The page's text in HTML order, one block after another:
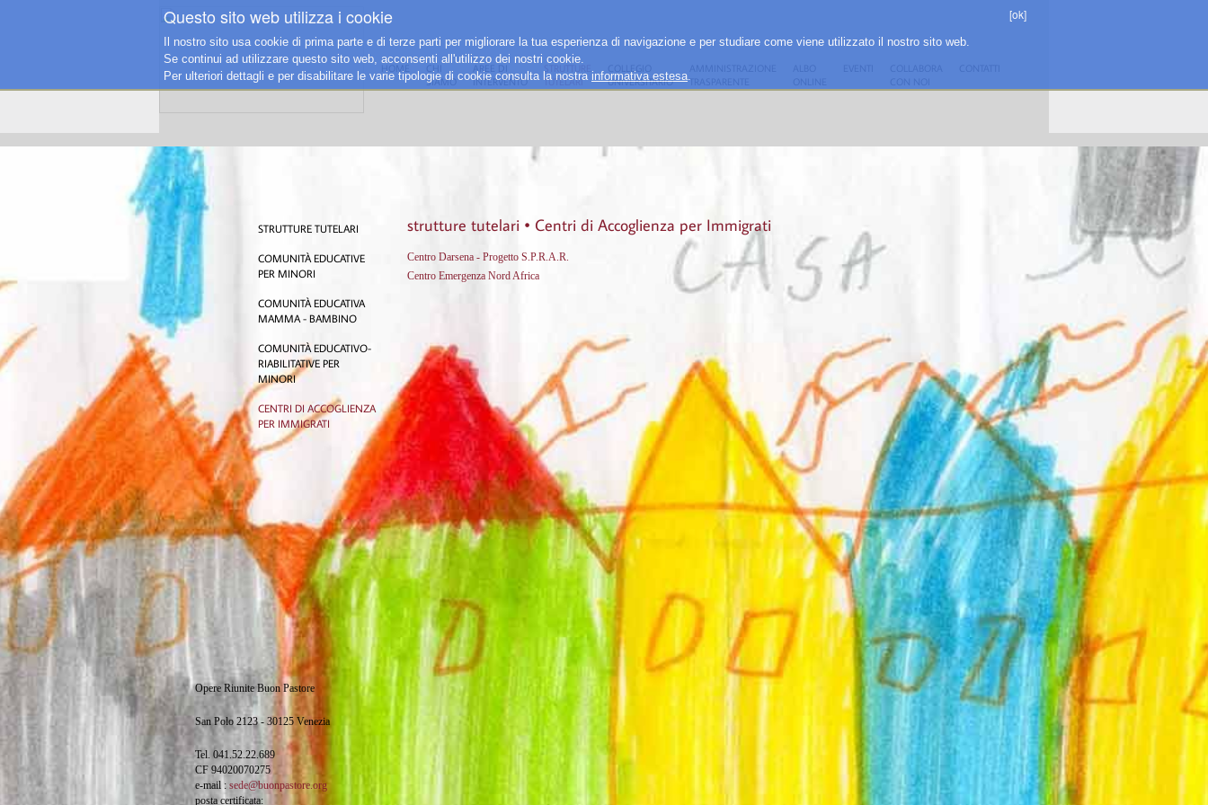
Questo sito web utilizza i cookie [ok]
Il nostro sito usa cookie di prima parte e di terze parti per migliorare la tua esperienza di navigazione e per studiare come viene utilizzato il nostro sito web.
Se continui ad utilizzare questo sito web, acconsenti all'utilizzo dei nostri cookie.
Per ulteriori dettagli e per disabilitare le varie tipologie di cookie consulta la nostra informativa estesa.
HOME
CHI
SIAMO
AREE DI
INTERVENTO
STRUTTURE
TUTELARI
COLLEGIO
UNIVERSITARIO
TRASPARENTE
Opere Riunite Buon Pastore
San Polo 2123 - 30125 Venezia
Tel. 041.52.22.689
CF 94020070275
e-mail : sede@buonpastore.org
posta certificata:
STRUTTURE TUTELARI
COMUNITÀ EDUCATIVE
PER MINORI
COMUNITÀ EDUCATIVA
MAMMA - BAMBINO
COMUNITÀ EDUCATIVO-
RIABILITATIVE PER
MINORI
CENTRI DI ACCOGLIENZA
PER IMMIGRATI
strutture tutelari • Centri di Accoglienza per Immigrati
Centro Darsena - Progetto S.P.R.A.R.
Centro Emergenza Nord Africa